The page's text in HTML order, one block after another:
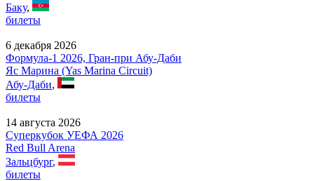
Баку,
билеты
6 декабря 2026
Формула-1 2026, Гран-при Абу-Даби
Яс Марина (Yas Marina Circuit)
Абу-Даби,
билеты
14 августа 2026
Суперкубок УЕФА 2026
Red Bull Arena
Зальцбург,
билеты